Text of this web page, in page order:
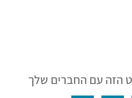
הזה עם החברים שלך